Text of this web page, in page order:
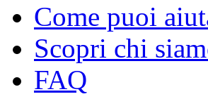
Come puoi
Scopri chi
FAQ